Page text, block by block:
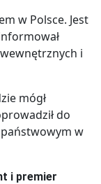
w Polsce. Jest
i
mógł
do
w
i premier